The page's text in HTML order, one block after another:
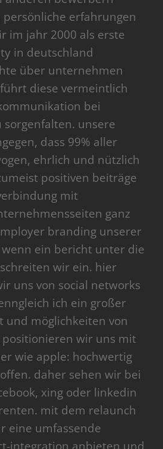
erfahrungen
im jahr 2000 als erste
in deutschland
über unternehmen
diese vermeintlich
bei
unsere
dass 99% aller
ehrlich und nützlich
positiven beiträge
mit
ganz
branding unserer
ein bericht unter die
wir ein. hier
uns von social networks
ich ein großer
und möglichkeiten von
positionieren wir uns mit
wie apple: hochwertig
daher sehen wir bei
xing oder linkedin
mit dem relaunch
eine umfassende